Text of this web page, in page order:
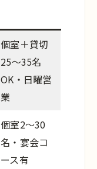
個室＋貸切
25〜35名
OK・日曜営
業
個室2〜30
名・宴会コ
ース有